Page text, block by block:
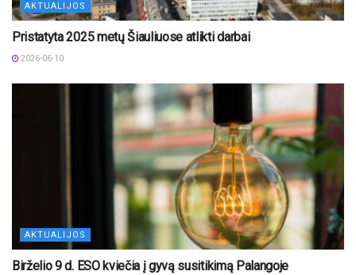
AKTUALIJOS
Pristatyta 2025 metų Šiauliuose atlikti darbai
2026-06-10
AKTUALIJOS
Birželio 9 d. ESO kviečia į gyvą susitikimą Palangoje